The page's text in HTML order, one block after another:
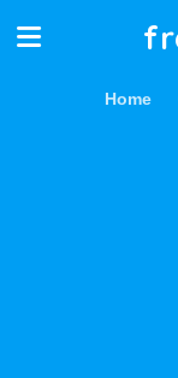
Home